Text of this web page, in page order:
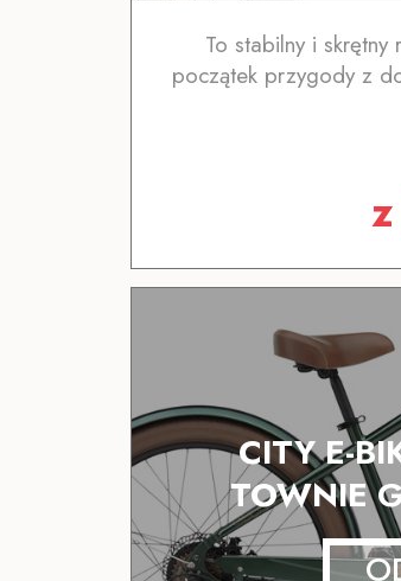
To stabilny i
początek przygody z
z
CITY E-
TOWNIE